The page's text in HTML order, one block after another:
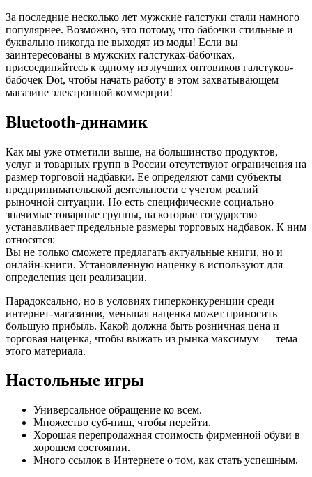
За последние несколько лет мужские галстуки стали намного
популярнее. Возможно, это потому, что бабочки стильные и
буквально никогда не выходят из моды! Если вы
заинтересованы в мужских галстуках-бабочках,
присоединяйтесь к одному из лучших оптовиков галстуков-
бабочек Dot, чтобы начать работу в этом захватывающем
магазине электронной коммерции!
Bluetooth-динамик
Как мы уже отметили выше, на большинство продуктов,
услуг и товарных групп в России отсутствуют ограничения на
размер торговой надбавки. Ее определяют сами субъекты
предпринимательской деятельности с учетом реалий
рыночной ситуации. Но есть специфические социально
значимые товарные группы, на которые государство
устанавливает предельные размеры торговых надбавок. К ним
относятся:
Вы не только сможете предлагать актуальные книги, но и
онлайн-книги. Установленную наценку в используют для
определения цен реализации.
Парадоксально, но в условиях гиперконкуренции среди
интернет-магазинов, меньшая наценка может приносить
большую прибыль. Какой должна быть розничная цена и
торговая наценка, чтобы выжать из рынка максимум — тема
этого материала.
Настольные игры
Универсальное обращение ко всем.
Множество суб-ниш, чтобы перейти.
Хорошая перепродажная стоимость фирменной обуви в
хорошем состоянии.
Много ссылок в Интернете о том, как стать успешным.